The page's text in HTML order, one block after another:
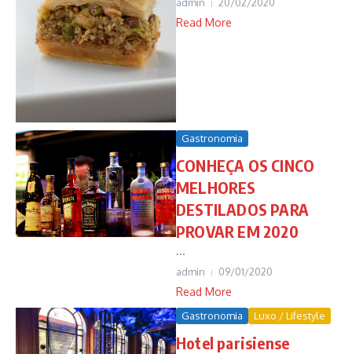
Read More
Gastronomia
CONHEÇA OS CINCO
MELHORES
DESTILADOS PARA
PROVAR EM 2020
...
admin 09/01/2020
Read More
Gastronomia Luxo / Lifestyle
Hotel parisiense